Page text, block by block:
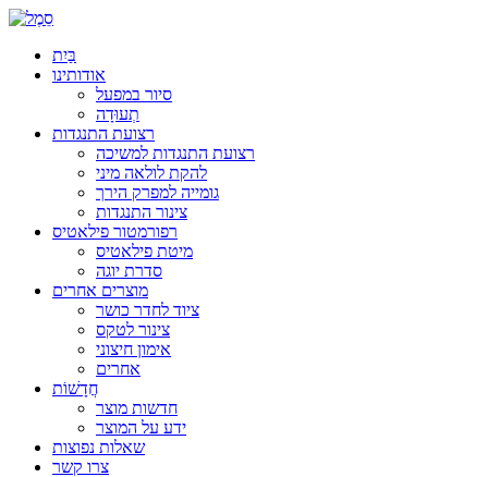
בַּיִת
אודותינו
סיור במפעל
תְעוּדָה
רצועת התנגדות
רצועת התנגדות למשיכה
להקת לולאה מיני
גומייה למפרק הירך
צינור התנגדות
רפורמטור פילאטיס
מיטת פילאטיס
סדרת יוגה
מוצרים אחרים
ציוד לחדר כושר
צינור לטקס
אימון חיצוני
אחרים
חֲדָשׁוֹת
חדשות מוצר
ידע על המוצר
שאלות נפוצות
צרו קשר